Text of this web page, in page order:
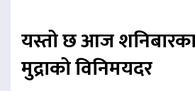
यस्तो छ आज
मुद्राको विनिमयदर